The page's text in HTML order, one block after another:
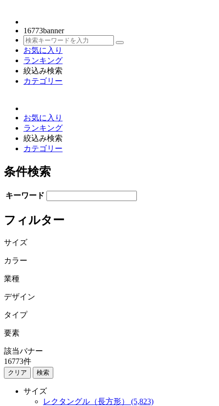
16773banner
お気に入り
ランキング
絞込み検索
カテゴリー
お気に入り
ランキング
絞込み検索
カテゴリー
条件検索
キーワード
フィルター
サイズ
カラー
業種
デザイン
タイプ
要素
該当バナー
16773件
検索
サイズ
レクタングル（長方形） (5,823)